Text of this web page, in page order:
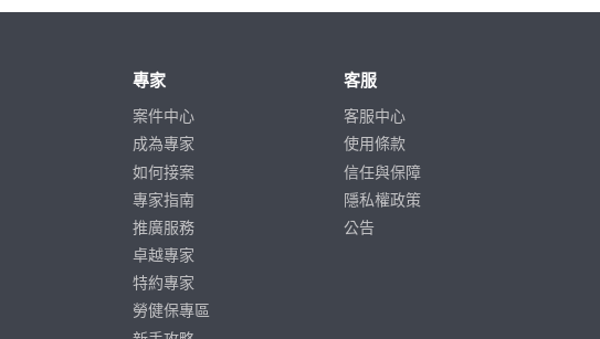
專家
案件中心
成為專家
如何接案
專家指南
推廣服務
卓越專家
特約專家
勞健保專區
客服
客服中心
使用條款
信任與保障
隱私權政策
公告